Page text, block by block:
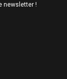
newsletter !